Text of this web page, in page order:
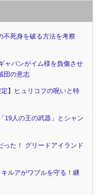
不死身を破る方法を考察
ャバンがイム様を負傷させ
団の意志
】ヒュリコフの呪いと特
19人の王の武器」とシャン
った！ グリードアイランド
ルアがワブルを守る！継